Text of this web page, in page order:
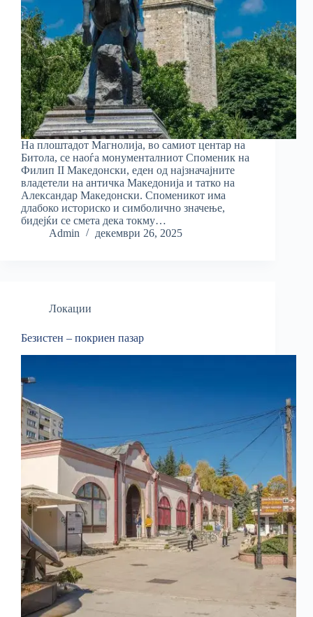
На плоштадот Магнолија, во самиот центар на
Битола, се наоѓа монументалниот Споменик на
Филип II Македонски, еден од најзначајните
владетели на античка Македонија и татко на
Александар Македонски. Споменикот има
длабоко историско и симболично значење,
бидејќи се смета дека токму…
Admin
декември 26, 2025
Локации
Безистен – покриен пазар